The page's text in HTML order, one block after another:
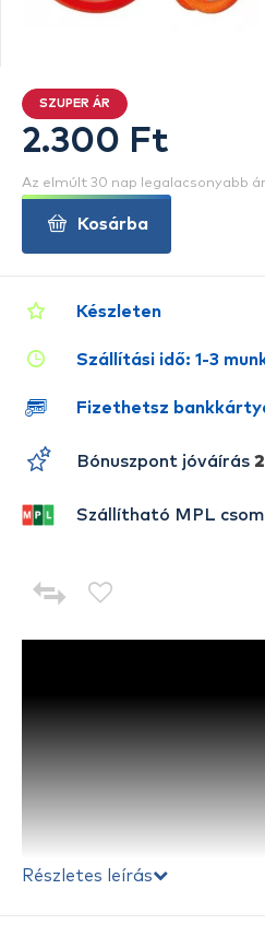
Részletes leírás
Készleten
Szállítási idő: 1-3
Fizethetsz
Bónuszpont jóváírás
Szállítható MPL
SZUPER ÁR
2.300 Ft
Az elmúlt 30 nap legalacsonyabb
Kosárba